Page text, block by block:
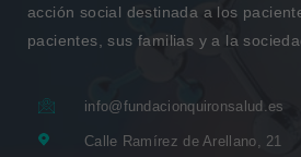
acción social destinada a los
pacientes, sus familias y a la
info@fundacionquironsalud.es
Calle Ramírez de Arellano, 21